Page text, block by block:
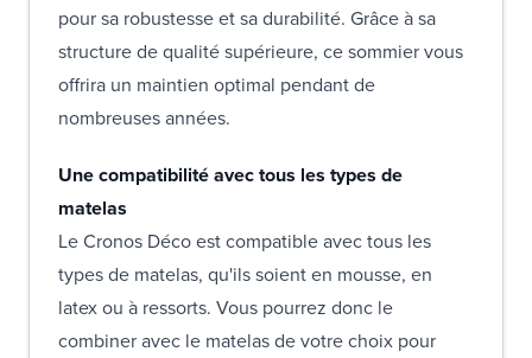
pour sa robustesse et sa durabilité. Grâce à sa
structure de qualité supérieure, ce sommier vous
offrira un maintien optimal pendant de
nombreuses années.
Une compatibilité avec tous les types de
matelas
Le Cronos Déco est compatible avec tous les
types de matelas, qu'ils soient en mousse, en
latex ou à ressorts. Vous pourrez donc le
combiner avec le matelas de votre choix pour